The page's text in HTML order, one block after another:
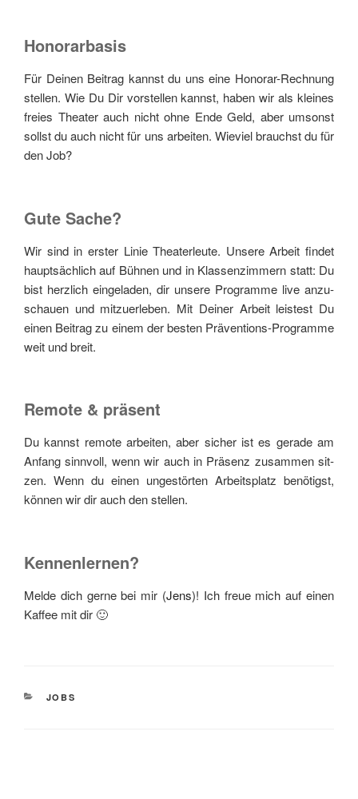
Honorarbasis
Für Dei­nen Bei­trag kannst du uns eine Hono­rar-Rech­nung
stel­len. Wie Du Dir vor­stel­len kannst, haben wir als klei­nes
frei­es Thea­ter auch nicht ohne Ende Geld, aber umsonst
sollst du auch nicht für uns arbei­ten. Wie­viel brauchst du für
den Job?
Gute Sache?
Wir sind in ers­ter Linie Thea­ter­leu­te. Unse­re Arbeit fin­det
haupt­säch­lich auf Büh­nen und in Klas­sen­zim­mern statt: Du
bist herz­lich ein­ge­la­den, dir unse­re Pro­gram­me live anzu­
schau­en und mit­zu­er­le­ben. Mit Dei­ner Arbeit leis­test Du
einen Bei­trag zu einem der bes­ten Prä­ven­ti­ons-Pro­gram­me
weit und breit.
Remote & präsent
Du kannst remo­te arbei­ten, aber sicher ist es gera­de am
Anfang sinn­voll, wenn wir auch in Prä­senz zusam­men sit­
zen. Wenn du einen unge­stör­ten Arbeits­platz benö­tigst,
kön­nen wir dir auch den stellen.
Kennenlernen?
Mel­de dich ger­ne bei mir (Jens)! Ich freue mich auf einen
Kaf­fee mit dir 🙂
KATEGORIEN
JOBS